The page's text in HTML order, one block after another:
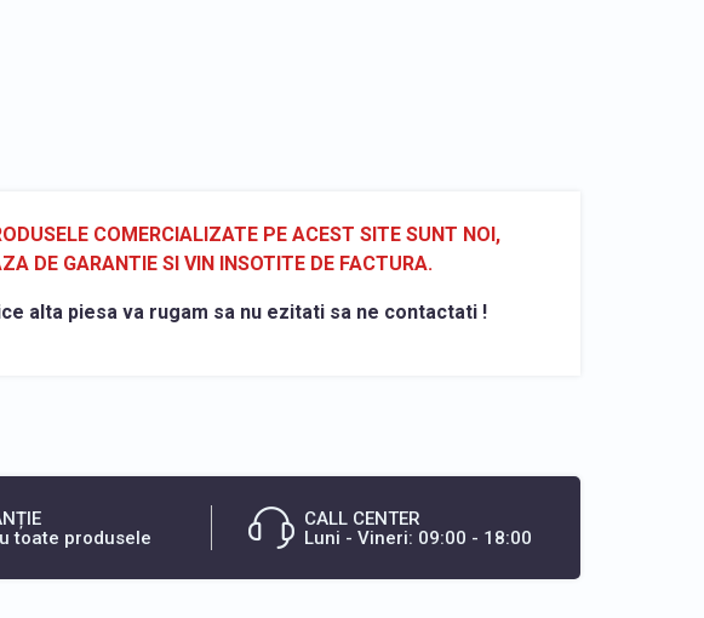
COMERCIALIZATE PE ACEST SITE SUNT NOI,
DE GARANTIE SI VIN INSOTITE DE FACTURA.
alta piesa va rugam sa nu ezitati sa ne contactati !
toate produsele
CALL CENTER
Luni - Vineri: 09:00 - 18:00